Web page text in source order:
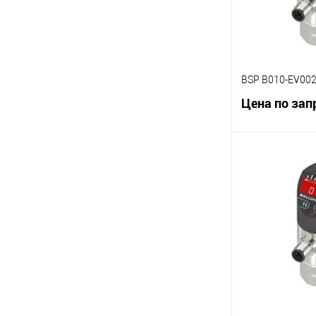
BSP B010-
Цена по
В
К сравнению
В избранное